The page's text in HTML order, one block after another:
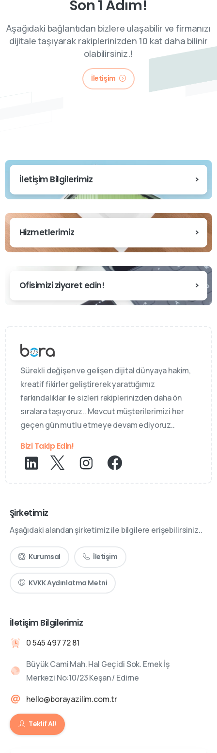
Son 1 Adım!
Aşağıdaki bağlantıdan bizlere ulaşabilir ve firmanızı
dijitale taşıyarak rakiplerinizden 10 kat daha bilinir
olabilirsiniz.!
İletişim
İletişim Bilgilerimiz
Hizmetlerimiz
Ofisimizi ziyaret edin!
Sürekli değişen ve gelişen dijital dünyaya hakim,
kreatif fikirler geliştirerek yarattığımız
farkındalıklar ile sizleri rakiplerinizden daha ön
sıralara taşıyoruz.. Mevcut müşterilerimizi her
geçen gün mutlu etmeye devam ediyoruz..
Bizi Takip Edin!
Şirketimiz
Aşağıdaki alandan şirketimiz ile bilgilere erişebilirsiniz..
Kurumsal İletişim
KVKK Aydınlatma Metni
İletişim Bilgilerimiz
0 545 497 72 81
Büyük Cami Mah. Hal Geçidi Sok. Emek İş
Merkezi No:10/23 Keşan / Edirne
hello@borayazilim.com.tr
Teklif Al!